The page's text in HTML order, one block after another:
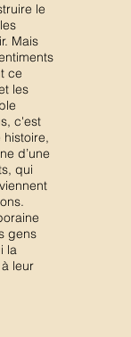
le
Mais
ce
les
c'est
d’une
qui
gens
la
leur